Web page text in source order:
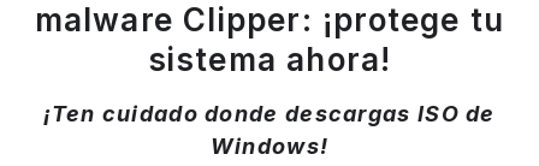
malware Clipper: ¡protege tu
sistema ahora!
¡Ten cuidado donde descargas ISO de
Windows!